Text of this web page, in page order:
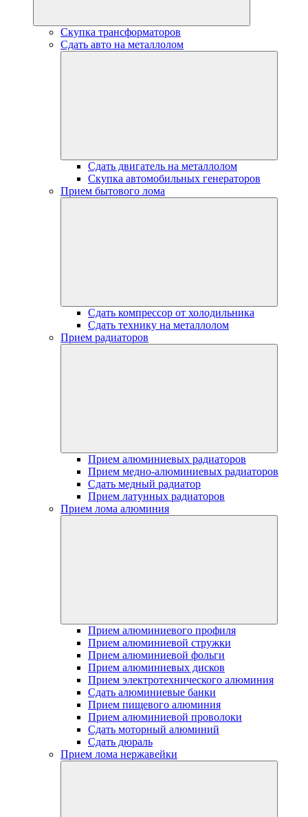
Скупка трансформаторов
Сдать авто на металлолом
Сдать двигатель на металлолом
Скупка автомобильных генераторов
Прием бытового лома
Сдать компрессор от холодильника
Сдать технику на металлолом
Прием радиаторов
Прием алюминиевых радиаторов
Прием медно-алюминиевых радиаторов
Сдать медный радиатор
Прием латунных радиаторов
Прием лома алюминия
Прием алюминиевого профиля
Прием алюминиевой стружки
Прием алюминиевой фольги
Прием алюминиевых дисков
Прием электротехнического алюминия
Сдать алюминиевые банки
Прием пищевого алюминия
Прием алюминиевой проволоки
Сдать моторный алюминий
Сдать дюраль
Прием лома нержавейки